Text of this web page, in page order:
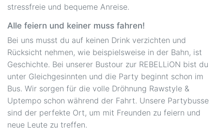
stressfreie und bequeme Anreise.
Alle feiern und keiner muss fahren!
Bei uns musst du auf keinen Drink verzichten und
Rücksicht nehmen, wie beispielsweise in der Bahn, ist
Geschichte. Bei unserer Bustour zur REBELLiON bist du
unter Gleichgesinnten und die Party beginnt schon im
Bus. Wir sorgen für die volle Dröhnung Rawstyle &
Uptempo schon während der Fahrt. Unsere Partybusse
sind der perfekte Ort, um mit Freunden zu feiern und
neue Leute zu treffen.